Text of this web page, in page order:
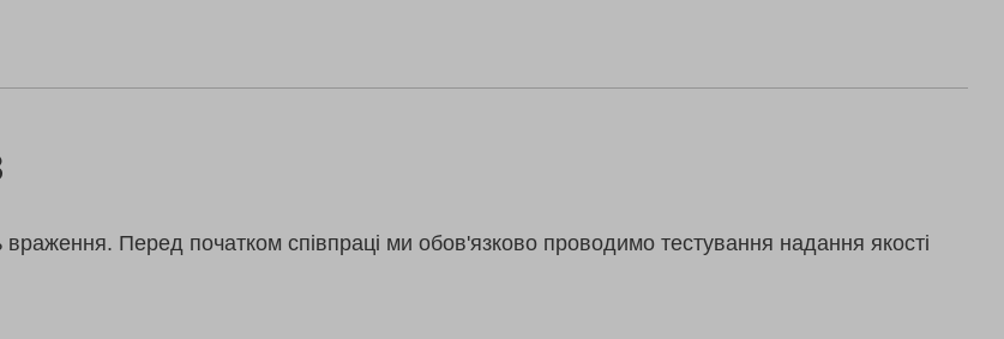
Перед початком співпраці ми обов'язково проводимо тестування надання якості